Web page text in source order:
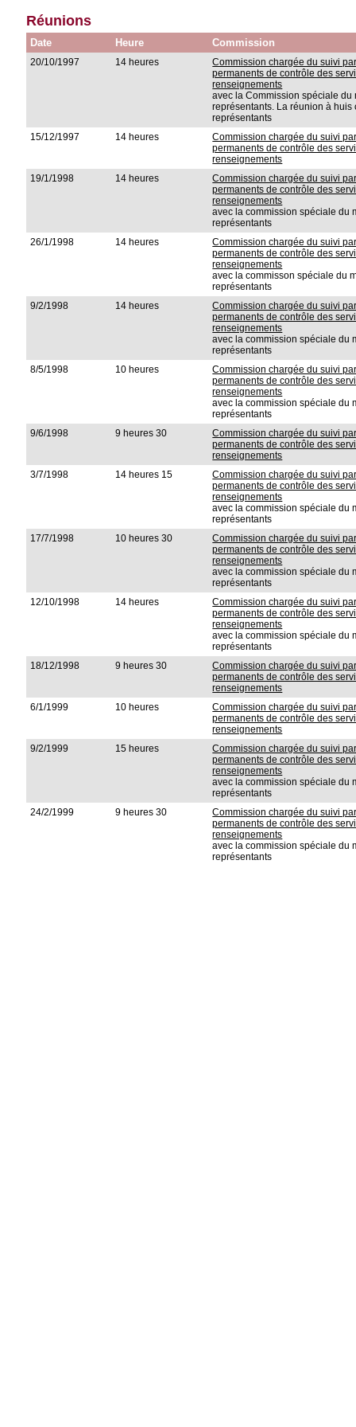
Réunions
Date Heure Commission
20/10/1997 14 heures
Commission chargée du suivi
permanents de contrôle des
renseignements
avec la Commission spéciale
représentants. La réunion à
représentants
15/12/1997
14 heures
Commission chargée du suivi
permanents de contrôle des
renseignements
19/1/1998
14 heures
Commission chargée du suivi
permanents de contrôle des
renseignements
avec la commission spéciale du
représentants
26/1/1998
14 heures
Commission chargée du suivi
permanents de contrôle des
renseignements
avec la commisson spéciale du
représentants
9/2/1998
14 heures
Commission chargée du suivi
permanents de contrôle des
renseignements
avec la commission spéciale du
représentants
8/5/1998
10 heures
Commission chargée du suivi
permanents de contrôle des
renseignements
avec la commission spéciale du
représentants
9/6/1998
9 heures 30
Commission chargée du suivi
permanents de contrôle des
renseignements
3/7/1998
14 heures 15
Commission chargée du suivi
permanents de contrôle des
renseignements
avec la commission spéciale du
représentants
17/7/1998
10 heures 30
Commission chargée du suivi
permanents de contrôle des
renseignements
avec la commission spéciale du
représentants
12/10/1998
14 heures
Commission chargée du suivi
permanents de contrôle des
renseignements
avec la commission spéciale du
représentants
18/12/1998
9 heures 30
Commission chargée du suivi
permanents de contrôle des
renseignements
6/1/1999
10 heures
Commission chargée du suivi
permanents de contrôle des
renseignements
9/2/1999
15 heures
Commission chargée du suivi
permanents de contrôle des
renseignements
avec la commission spéciale du
représentants
24/2/1999
9 heures 30
Commission chargée du suivi
permanents de contrôle des
renseignements
avec la commission spéciale du
représentants